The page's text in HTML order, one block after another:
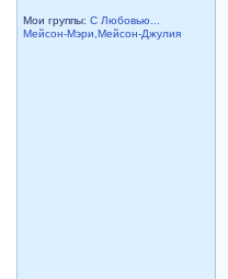
Мои группы:С Любовью...
Мейсон-Мэри,Мейсон-Джулия